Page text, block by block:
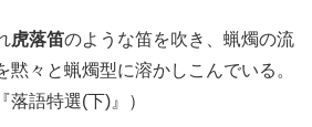
虎落笛のような笛を吹き、蝋燭の流
黙々と蝋燭型に溶かしこんでいる。
落語特選(下)』）